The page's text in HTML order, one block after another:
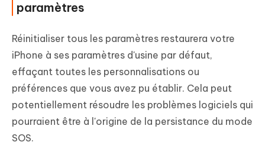
paramètres
Réinitialiser tous les paramètres restaurera votre
iPhone à ses paramètres d'usine par défaut,
effaçant toutes les personnalisations ou
préférences que vous avez pu établir. Cela peut
potentiellement résoudre les problèmes logiciels qui
pourraient être à l'origine de la persistance du mode
SOS.